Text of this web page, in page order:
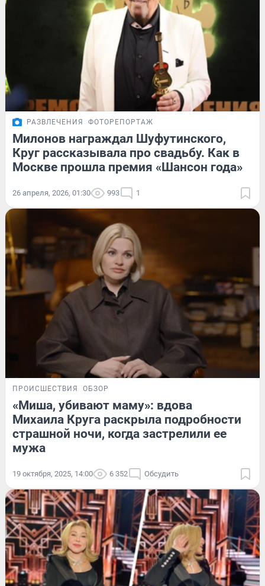
РАЗВЛЕЧЕНИЯ ФОТОРЕПОРТАЖ
Милонов награждал Шуфутинского,
Круг рассказывала про свадьбу. Как в
Москве прошла премия «Шансон года»
26 апреля, 2026, 01:30 993 1
ПРОИСШЕСТВИЯ ОБЗОР
«Миша, убивают маму»: вдова
Михаила Круга раскрыла подробности
страшной ночи, когда застрелили ее
мужа
19 октября, 2025, 14:00 6 352 Обсудить